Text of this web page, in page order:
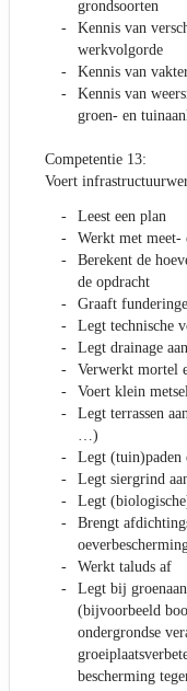
grondsoorten
Kennis van
werkvolgorde
Kennis van
Kennis van
groen- en
Competentie 13:
Voert
Leest een plan
Werkt met meet-
Berekent de
de opdracht
Graaft
Legt technische
Legt drainage aan
Verwerkt mortel
Voert klein
Legt terrassen
…)
Legt (tuin)paden
Legt siergrind
Legt
Brengt
Werkt taluds af
Legt bij
(bijvoorbeeld
ondergrondse
bescherming